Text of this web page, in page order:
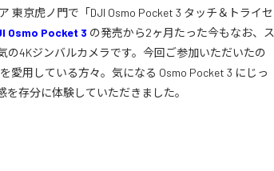
東京虎ノ門で「DJI Osmo Pocket 3 タッチ＆トライセ
Osmo Pocket 3 の発売から2ヶ月たった今もなお、ス
の4Kジンバルカメラです。今回ご参加いただいたの
愛用している方々。気になる Osmo Pocket 3 にじっ
を存分に体験していただきました。